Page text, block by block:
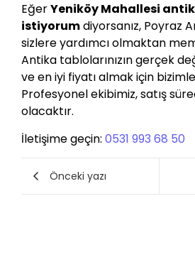
EğerYeniköy Mahallesi
istiyorumdiyorsanız, Poyraz
sizlere yardımcı olmaktan
Antika tablolarınızın gerçek
ve en iyi fiyatı almak için
Profesyonel ekibimiz, satış
olacaktır.
İletişime geçin: 0531 993 68 50
Önceki yazı